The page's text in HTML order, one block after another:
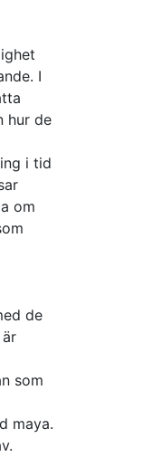
I
hur de
i tid
om
de
som
maya.